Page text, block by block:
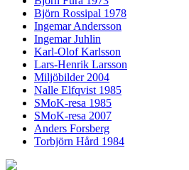
Björn Rossipal 1978
Ingemar Andersson
Ingemar Juhlin
Karl-Olof Karlsson
Lars-Henrik Larsson
Miljöbilder 2004
Nalle Elfqvist 1985
SMoK-resa 1985
SMoK-resa 2007
Anders Forsberg
Torbjörn Hård 1984